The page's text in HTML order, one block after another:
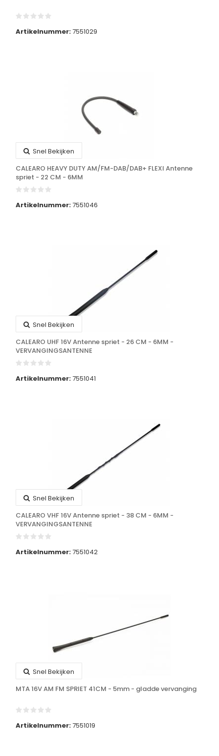
Artikelnummer:7551029
Snel Bekijken
CALEARO HEAVY DUTY AM/FM-DAB/DAB+ FLEXI Antenne
spriet - 22 CM - 6MM
Artikelnummer:7551046
Snel Bekijken
CALEARO UHF 16V Antenne spriet - 26 CM - 6MM -
VERVANGINGSANTENNE
Artikelnummer:7551041
Snel Bekijken
CALEARO VHF 16V Antenne spriet - 38 CM - 6MM -
VERVANGINGSANTENNE
Artikelnummer:7551042
Snel Bekijken
MTA 16V AM FM SPRIET 41CM - 5mm - gladde vervanging
Artikelnummer:7551019